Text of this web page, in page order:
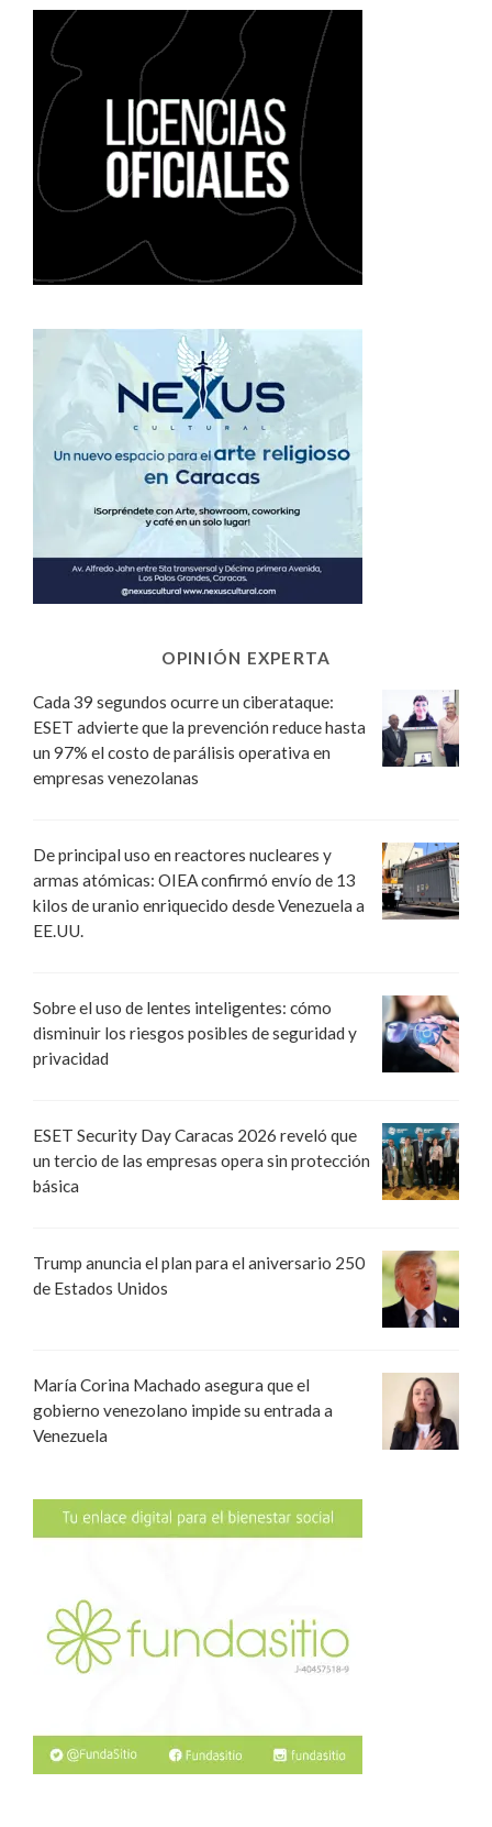
OPINIÓN EXPERTA
Cada 39 segundos ocurre un ciberataque:
ESET advierte que la prevención reduce hasta
un 97% el costo de parálisis operativa en
empresas venezolanas
De principal uso en reactores nucleares y
armas atómicas: OIEA confirmó envío de 13
kilos de uranio enriquecido desde Venezuela a
EE.UU.
Sobre el uso de lentes inteligentes: cómo
disminuir los riesgos posibles de seguridad y
privacidad
ESET Security Day Caracas 2026 reveló que
un tercio de las empresas opera sin protección
básica
Trump anuncia el plan para el aniversario 250
de Estados Unidos
María Corina Machado asegura que el
gobierno venezolano impide su entrada a
Venezuela